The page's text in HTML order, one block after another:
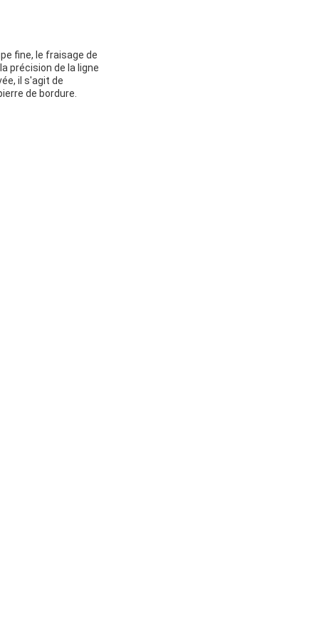
fine, le fraisage de
précision de la ligne
il s'agit de
de bordure.